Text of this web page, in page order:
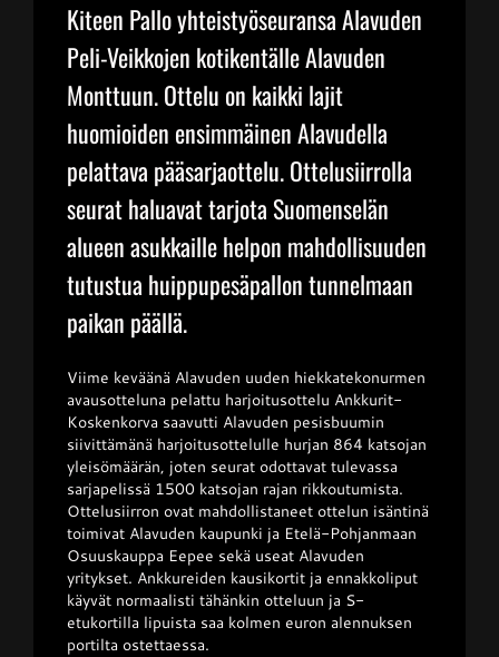
Yhteystiedot
Kiteen Pallo yhteistyöseuransa Alavuden
Peli-Veikkojen kotikentälle Alavuden
Monttuun. Ottelu on kaikki lajit
huomioiden ensimmäinen Alavudella
pelattava pääsarjaottelu. Ottelusiirrolla
seurat haluavat tarjota Suomenselän
alueen asukkaille helpon mahdollisuuden
tutustua huippupesäpallon tunnelmaan
paikan päällä.
Viime keväänä Alavuden uuden hiekkatekonurmen
avausotteluna pelattu harjoitusottelu Ankkurit-
Koskenkorva saavutti Alavuden pesisbuumin
siivittämänä harjoitusottelulle hurjan 864 katsojan
yleisömäärän, joten seurat odottavat tulevassa
sarjapelissä 1500 katsojan rajan rikkoutumista.
Ottelusiirron ovat mahdollistaneet ottelun isäntinä
toimivat Alavuden kaupunki ja Etelä-Pohjanmaan
Osuuskauppa Eepee sekä useat Alavuden
yritykset. Ankkureiden kausikortit ja ennakkoliput
käyvät normaalisti tähänkin otteluun ja S-
etukortilla lipuista saa kolmen euron alennuksen
portilta ostettaessa.